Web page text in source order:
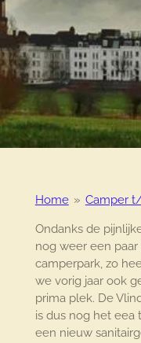
Home » Camper
Ondanks de
nog weer een
camperpark, zo
we vorig jaar ook
prima plek. De
is dus nog het eea
een nieuw